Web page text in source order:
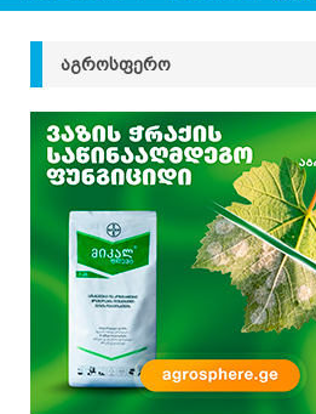
[ 07.08.2026 ]
[ 07.08.2026 ]
ᲐᲒᲠᲝᲡᲤᲔᲠᲝ